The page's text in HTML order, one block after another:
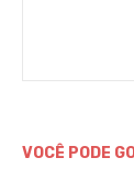
VOCÊ PODE